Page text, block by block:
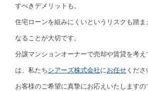
すべきデメリットも。
住宅ローンを組みにくいというリスクも踏
なることが大切です。
分譲マンションオーナーで売却や賃貸を考え
は、私たちシアーズ株式会社にお任せ くださ
お客様のご希望に真摯にお応えいたしますの